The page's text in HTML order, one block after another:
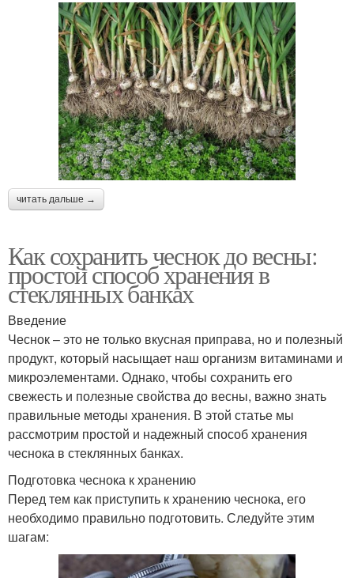
читать дальше →
Как сохранить чеснок до весны:
простой способ хранения в
стеклянных банках
Введение
Чеснок – это не только вкусная приправа, но и полезный
продукт, который насыщает наш организм витаминами и
микроэлементами. Однако, чтобы сохранить его
свежесть и полезные свойства до весны, важно знать
правильные методы хранения. В этой статье мы
рассмотрим простой и надежный способ хранения
чеснока в стеклянных банках.
Подготовка чеснока к хранению
Перед тем как приступить к хранению чеснока, его
необходимо правильно подготовить. Следуйте этим
шагам: